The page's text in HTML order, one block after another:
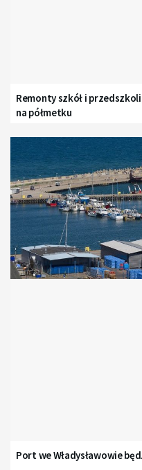
Remonty szkół i
na półmetku
Port we Władysławowie